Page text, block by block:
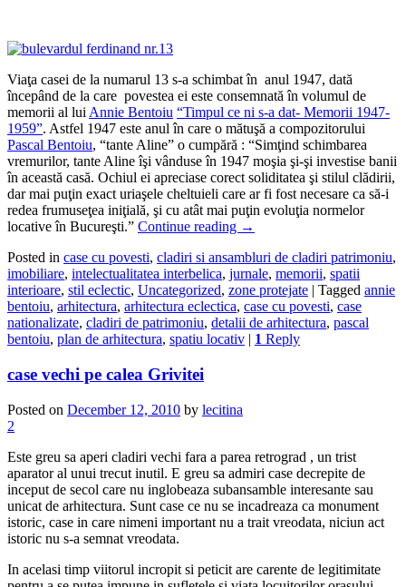
Viaţa casei de la numarul 13 s-a schimbat în anul 1947, dată
începând de la care povestea ei este consemnată în volumul de
memorii al lui Annie Bentoiu “Timpul ce ni s-a dat- Memorii 1947-
1959”. Astfel 1947 este anul în care o mătuşă a compozitorului
Pascal Bentoiu, “tante Aline” o cumpără : “Simţind schimbarea
vremurilor, tante Aline îşi vânduse în 1947 moşia şi-şi investise banii
în această casă. Ochiul ei apreciase corect soliditatea şi stilul clădirii,
dar mai puţin exact uriaşele cheltuieli care ar fi fost necesare ca să-i
redea frumuseţea iniţială, şi cu atât mai puţin evoluţia normelor
locative în Bucureşti.” Continue reading →
Posted in case cu povesti, cladiri si ansambluri de cladiri patrimoniu,
imobiliare, intelectualitatea interbelica, jurnale, memorii, spatii
interioare, stil eclectic, Uncategorized, zone protejate | Tagged annie
bentoiu, arhitectura, arhitectura eclectica, case cu povesti, case
nationalizate, cladiri de patrimoniu, detalii de arhitectura, pascal
bentoiu, plan de arhitectura, spatiu locativ | 1 Reply
case vechi pe calea Grivitei
Posted on December 12, 2010 by lecitina
2
Este greu sa aperi cladiri vechi fara a parea retrograd , un trist
aparator al unui trecut inutil. E greu sa admiri case decrepite de
inceput de secol care nu inglobeaza subansamble interesante sau
unicat de arhitectura. Sunt case ce nu se incadreaza ca monument
istoric, case in care nimeni important nu a trait vreodata, niciun act
istoric nu s-a semnat vreodata.
In acelasi timp viitorul incropit si peticit are carente de legitimitate